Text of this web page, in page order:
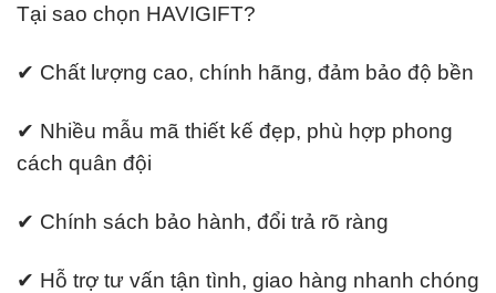
Tại sao chọn HAVIGIFT?
✔ Chất lượng cao, chính hãng, đảm bảo độ bền
✔ Nhiều mẫu mã thiết kế đẹp, phù hợp phong
cách quân đội
✔ Chính sách bảo hành, đổi trả rõ ràng
✔ Hỗ trợ tư vấn tận tình, giao hàng nhanh chóng